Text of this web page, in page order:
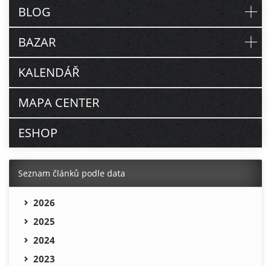
BLOG
BAZAR
KALENDÁŘ
MAPA CENTER
ESHOP
Seznam článků podle data
2026
2025
2024
2023